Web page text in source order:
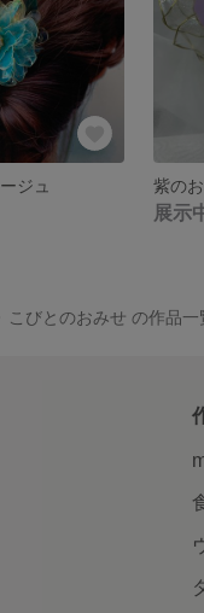
ジュ
展示
こびとのおみせ の作品一